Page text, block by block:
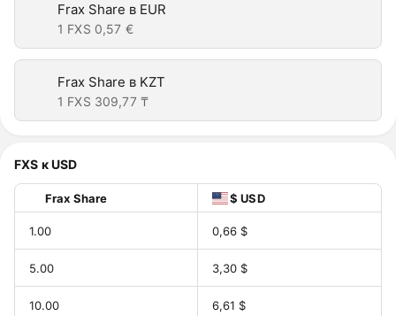
Frax Share в EUR
1 FXS 0,57 €
Frax Share в KZT
1 FXS 309,77 ₸
FXS к USD
Frax Share $ USD
1.00 0,66 $
5.00 3,30 $
10.00 6,61 $